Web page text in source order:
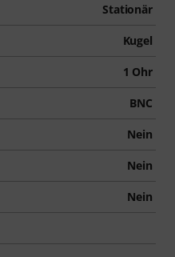
Stationär
Kugel
1 Ohr
BNC
Nein
Nein
Nein